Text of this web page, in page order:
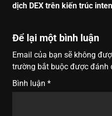
dịch DEX trên kiến trúc
Để lại một bình luận
Email của bạn sẽ không
trường bắt buộc được đánh
Bình luận *